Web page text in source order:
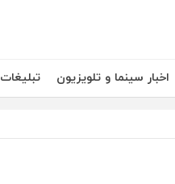
اخبار سینما و تلویزیون تبلیغات